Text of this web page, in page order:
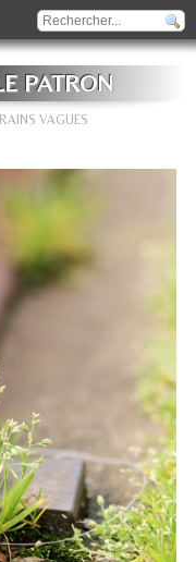
PATRON
VAGUES